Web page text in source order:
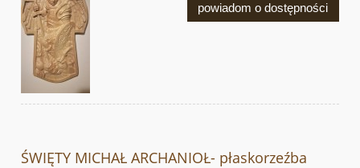
powiadom o dostępności
ŚWIĘTY MICHAŁ ARCHANIOŁ- płaskorzeźba